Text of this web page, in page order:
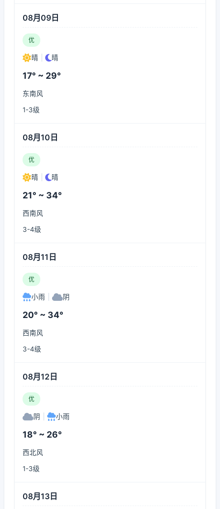
08月09日
优
晴 晴
17° ~ 29°
东南风
1-3级
08月10日
优
晴 晴
21° ~ 34°
西南风
3-4级
08月11日
优
小雨 阴
20° ~ 34°
西南风
3-4级
08月12日
优
阴 小雨
18° ~ 26°
西北风
1-3级
08月13日